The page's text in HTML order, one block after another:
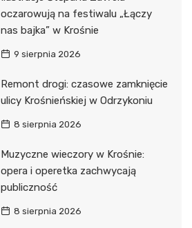
oczarowują na festiwalu „Łączy
nas bajka” w Krośnie
9 sierpnia 2026
Remont drogi: czasowe zamknięcie
ulicy Krośnieńskiej w Odrzykoniu
8 sierpnia 2026
Muzyczne wieczory w Krośnie:
opera i operetka zachwycają
publiczność
8 sierpnia 2026